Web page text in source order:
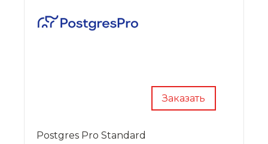
Заказать
Postgres Pro Standard